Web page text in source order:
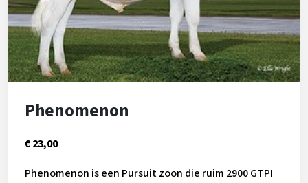
Phenomenon
€ 23,00
Phenomenon is een Pursuit zoon die ruim 2900 GTPI